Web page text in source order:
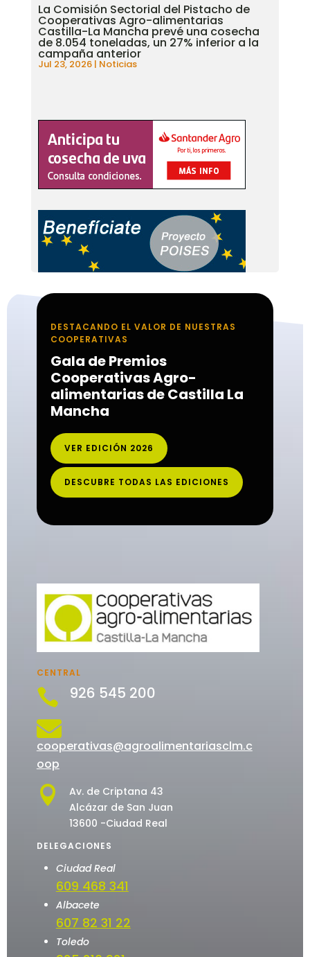
La Comisión Sectorial del Pistacho de
Cooperativas Agro-alimentarias
Castilla-La Mancha prevé una cosecha
de 8.054 toneladas, un 27% inferior a la
campaña anterior
Jul 23, 2026| Noticias
DESTACANDO EL VALOR DE NUESTRAS
COOPERATIVAS
Gala de Premios
Cooperativas Agro-
alimentarias de Castilla La
Mancha
VER EDICIÓN 2026
DESCUBRE TODAS LAS EDICIONES
CENTRAL
 926 545 200

cooperativas@agroalimentariasclm.c
oop

Av. de Criptana 43
Alcázar de San Juan
13600 -Ciudad Real
DELEGACIONES
Ciudad Real
609 468 341
Albacete
607 82 31 22
Toledo